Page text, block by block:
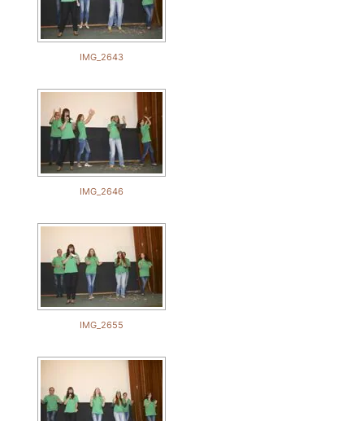
IMG_2643
IMG_2646
IMG_2655